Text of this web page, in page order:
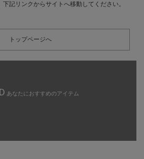
記リンクからサイトへ移動してください。
トップページへ
あなたにおすすめのアイテム